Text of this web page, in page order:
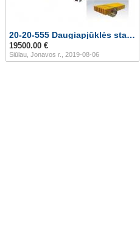
20-20-555 Daugiapjūklės staklės WOODLAND MACHIN
19500.00 €
Siūlau, Jonavos r., 2019-08-06